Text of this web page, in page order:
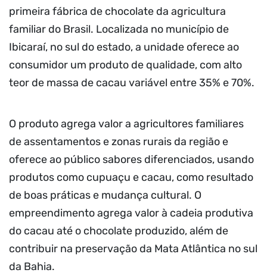
primeira fábrica de chocolate da agricultura
familiar do Brasil. Localizada no município de
Ibicaraí, no sul do estado, a unidade oferece ao
consumidor um produto de qualidade, com alto
teor de massa de cacau variável entre 35% e 70%.
O produto agrega valor a agricultores familiares
de assentamentos e zonas rurais da região e
oferece ao público sabores diferenciados, usando
produtos como cupuaçu e cacau, como resultado
de boas práticas e mudança cultural. O
empreendimento agrega valor à cadeia produtiva
do cacau até o chocolate produzido, além de
contribuir na preservação da Mata Atlântica no sul
da Bahia.